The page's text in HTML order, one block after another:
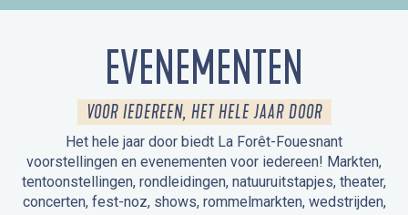
EVENEMENTEN
VOOR IEDEREEN, HET HELE JAAR DOOR
Het hele jaar door biedt La Forêt-Fouesnant
voorstellingen en evenementen voor iedereen! Markten,
tentoonstellingen, rondleidingen, natuuruitstapjes, theater,
concerten, fest-noz, shows, rommelmarkten, wedstrijden,